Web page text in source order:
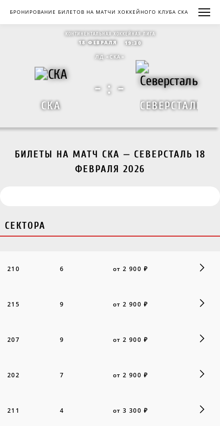
БРОНИРОВАНИЕ БИЛЕТОВ НА МАТЧИ ХОККЕЙНОГО КЛУБА СКА
КОНТИНЕНТАЛЬНАЯ ХОККЕЙНАЯ ЛИГА
СКА
- : -
СЕВЕРСТАЛЬ
18 ФЕВРАЛЯ
19:30
ЛД «СКА»
БИЛЕТЫ НА МАТЧ СКА — СЕВЕРСТАЛЬ 18
ФЕВРАЛЯ 2026
СЕКТОРА
210 6 от 2 900 ₽
215 9 от 2 900 ₽
207 9 от 2 900 ₽
202 7 от 2 900 ₽
211 4 от 3 300 ₽